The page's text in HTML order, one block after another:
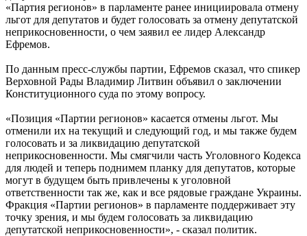
«Партия регионов» в парламенте ранее инициировала отмену
льгот для депутатов и будет голосовать за отмену депутатской
неприкосновенности, о чем заявил ее лидер Александр
Ефремов.
По данным пресс-службы партии, Ефремов сказал, что спикер
Верховной Рады Владимир Литвин объявил о заключении
Конституционного суда по этому вопросу.
«Позиция «Партии регионов» касается отмены льгот. Мы
отменили их на текущий и следующий год, и мы также будем
голосовать и за ликвидацию депутатской
неприкосновенности. Мы смягчили часть Уголовного Кодекса
для людей и теперь поднимем планку для депутатов, которые
могут в будущем быть привлечены к уголовной
ответственности так же, как и все рядовые граждане Украины.
Фракция «Партии регионов» в парламенте поддерживает эту
точку зрения, и мы будем голосовать за ликвидацию
депутатской неприкосновенности», - сказал политик.